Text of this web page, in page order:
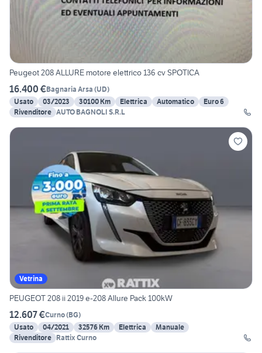
Peugeot 208 ALLURE motore elettrico 136 cv SPOTICA
16.400 €Bagnaria Arsa (UD)
Usato
03/2023 30100 Km Elettrica Automatico
Euro 6
Rivenditore AUTO BAGNOLI S.R.L
Vetrina
PEUGEOT 208 ii 2019 e-208 Allure Pack 100kW
12.607 €Curno(BG)
Usato
04/2021 32576 Km Elettrica
Manuale
Rivenditore Rattix Curno